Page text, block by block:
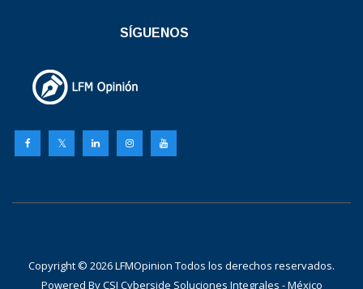
SÍGUENOS
Copyright © 2026 LFMOpinion Todos los derechos reservados.
Powered ByCSI Cyberside Soluciones Integrales - México